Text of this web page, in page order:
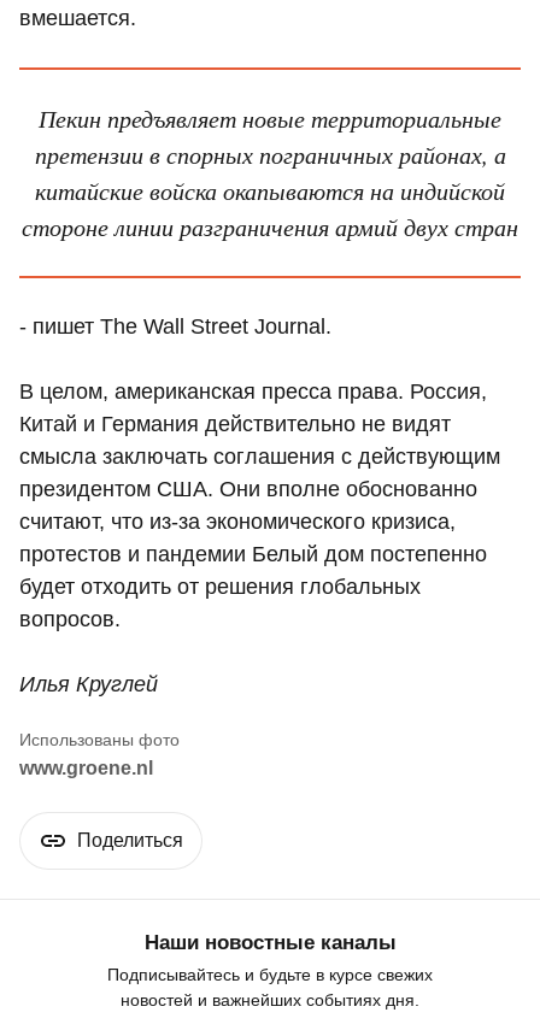
вмешается.
Пекин предъявляет новые территориальные
претензии в спорных пограничных районах, а
китайские войска окапываются на индийской
стороне линии разграничения армий двух стран
- пишет The Wall Street Journal.
В целом, американская пресса права. Россия,
Китай и Германия действительно не видят
смысла заключать соглашения с действующим
президентом США. Они вполне обоснованно
считают, что из-за экономического кризиса,
протестов и пандемии Белый дом постепенно
будет отходить от решения глобальных
вопросов.
Илья Круглей
www.groene.nl
Поделиться
Наши новостные каналы
Подписывайтесь и будьте в курсе свежих
новостей и важнейших событиях дня.